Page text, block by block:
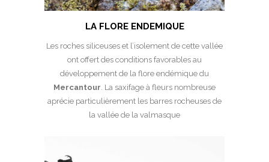
LA FLORE ENDEMIQUE
Les roches siliceuses et l’isolement de cette vallée
ont offert des conditions favorables au
développement de la flore endémique du
Mercantour . La saxifage à fleurs nombreuse
aprécie particulièrement les barres rocheuses de
la vallée de la valmasque